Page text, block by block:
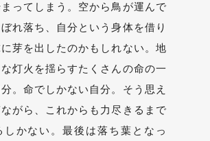
ってしまう。空から鳥が運んで
れ落ち、自分という身体を借り
芽を出したのかもしれない。地
灯火を揺らすたくさんの命の一
。命でしかない自分。そう思え
がら、これからも力尽きるまで
しかない。最後は落ち葉となっ